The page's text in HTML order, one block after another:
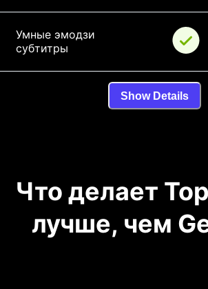
Умные эмодзи
субтитры
Show Details
Что делает
лучше, чем